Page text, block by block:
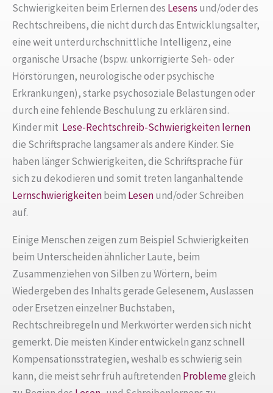
Schwierigkeiten beim Erlernen des Lesens und/oder des
Rechtschreibens, die nicht durch das Entwicklungsalter,
eine weit unterdurchschnittliche Intelligenz, eine
organische Ursache (bspw. unkorrigierte Seh- oder
Hörstörungen, neurologische oder psychische
Erkrankungen), starke psychosoziale Belastungen oder
durch eine fehlende Beschulung zu erklären sind.
Kinder mit Lese-Rechtschreib-Schwierigkeitenlernen
die Schriftsprache langsamer als andere Kinder. Sie
haben länger Schwierigkeiten, die Schriftsprache für
sich zu dekodieren und somit treten langanhaltende
Lernschwierigkeitenbeim Lesenund/oder Schreiben
auf.
Einige Menschen zeigen zum Beispiel Schwierigkeiten
beim Unterscheiden ähnlicher Laute, beim
Zusammenziehen von Silben zu Wörtern, beim
Wiedergeben des Inhalts gerade Gelesenem, Auslassen
oder Ersetzen einzelner Buchstaben,
Rechtschreibregeln und Merkwörter werden sich nicht
gemerkt. Die meisten Kinder entwickeln ganz schnell
Kompensationsstrategien, weshalb es schwierig sein
kann, die meist sehr früh auftretenden Problemegleich